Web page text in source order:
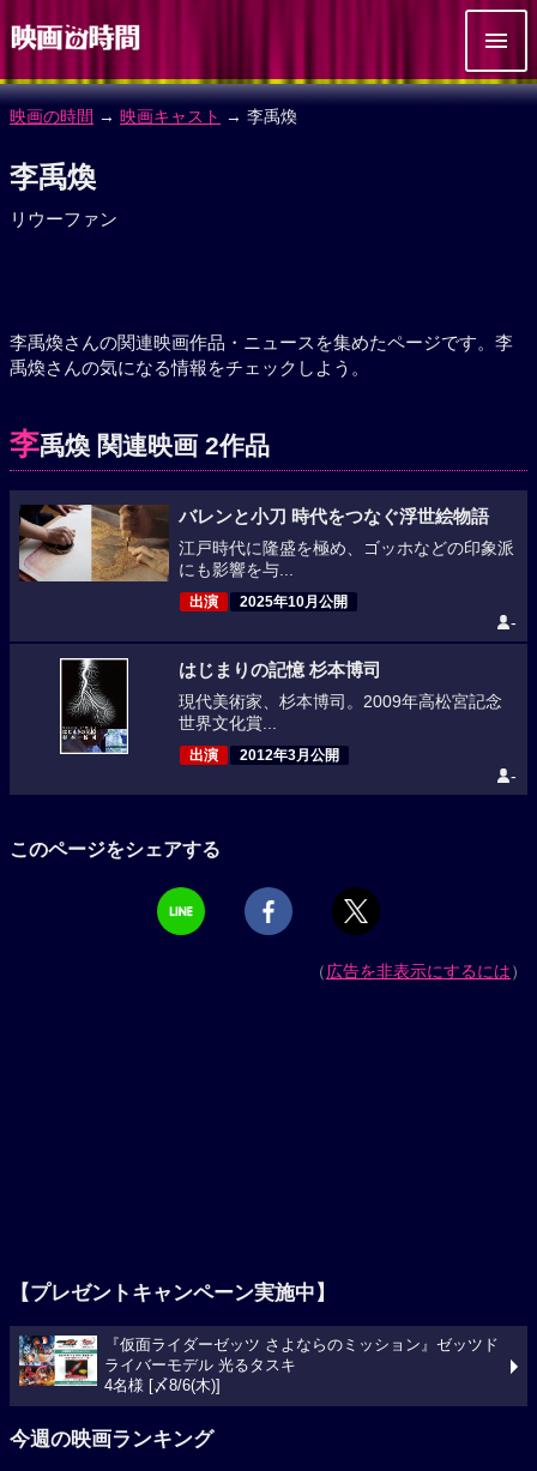
映画の時間 → 映画キャスト → 李禹煥
李禹煥
リウーファン
李禹煥さんの関連映画作品・ニュースを集めたページです。李
禹煥さんの気になる情報をチェックしよう。
李禹煥 関連映画 2作品
バレンと小刀 時代をつなぐ浮世絵物語
江戸時代に隆盛を極め、ゴッホなどの印象派
にも影響を与...
出演 2025年10月公開
-
はじまりの記憶 杉本博司
現代美術家、杉本博司。2009年高松宮記念
世界文化賞...
出演 2012年3月公開
-
このページをシェアする
（広告を非表示にするには）
【プレゼントキャンペーン実施中】
『仮面ライダーゼッツ さよならのミッション』ゼッツド
ライバーモデル 光るタスキ
4名様 [〆8/6(木)]
今週の映画ランキング